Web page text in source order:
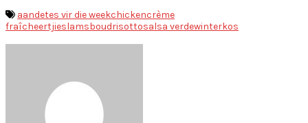
aandetes vir die weekchickencrème
fraîcheertjieslamsboudrisottosalsa verdewinterkos